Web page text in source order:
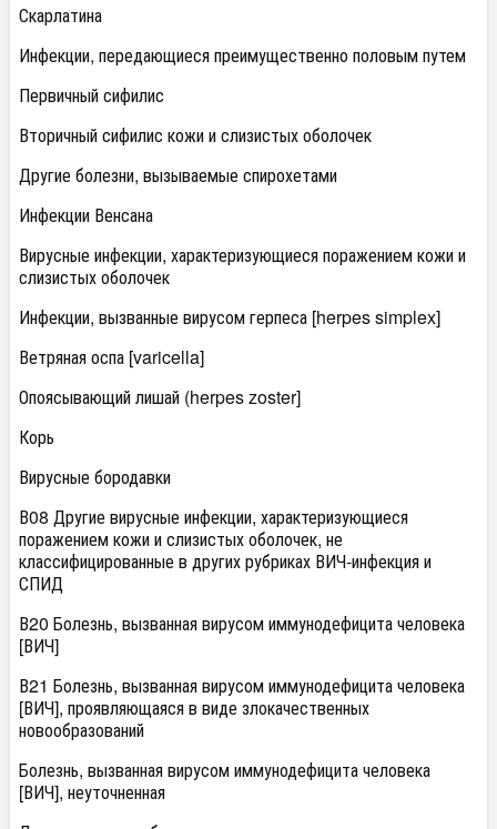
Скарлатина
Инфекции, передающиеся преимущественно половым путем
Первичный сифилис
Вторичный сифилис кожи и слизистых оболочек
Другие болезни, вызываемые спирохетами
Инфекции Венсана
Вирусные инфекции, характеризующиеся поражением кожи и
слизистых оболочек
Инфекции, вызванные вирусом герпеса [herpes simplex]
Ветряная оспа [varicella]
Опоясывающий лишай (herpes zoster]
Корь
Вирусные бородавки
В08 Другие вирусные инфекции, характеризующиеся
поражением кожи и слизистых оболочек, не
классифицированные в других рубриках ВИЧ-инфекция и
СПИД
В20 Болезнь, вызванная вирусом иммунодефицита человека
[ВИЧ]
В21 Болезнь, вызванная вирусом иммунодефицита человека
[ВИЧ], проявляющаяся в виде злокачественных
новообразований
Болезнь, вызванная вирусом иммунодефицита человека
[ВИЧ], неуточненная